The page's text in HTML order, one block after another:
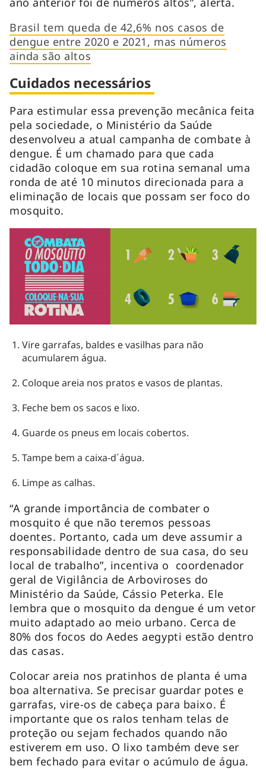
Brasil tem queda de 42,6% nos casos de
dengue entre 2020 e 2021, mas números
ainda são altos
Cuidados necessários
Para estimular essa prevenção mecânica feita
pela sociedade, o Ministério da Saúde
desenvolveu a atual campanha de combate à
dengue. É um chamado para que cada
cidadão coloque em sua rotina semanal uma
ronda de até 10 minutos direcionada para a
eliminação de locais que possam ser foco do
mosquito.
Vire garrafas, baldes e vasilhas para não
acumularem água.
Coloque areia nos pratos e vasos de plantas.
Feche bem os sacos e lixo.
Guarde os pneus em locais cobertos.
Tampe bem a caixa-d´água.
Limpe as calhas.
“A grande importância de combater o
mosquito é que não teremos pessoas
doentes. Portanto, cada um deve assumir a
responsabilidade dentro de sua casa, do seu
local de trabalho”, incentiva o coordenador
geral de Vigilância de Arboviroses do
Ministério da Saúde, Cássio Peterka. Ele
lembra que o mosquito da dengue é um vetor
muito adaptado ao meio urbano. Cerca de
80% dos focos do Aedes aegypti estão dentro
das casas.
Colocar areia nos pratinhos de planta é uma
boa alternativa. Se precisar guardar potes e
garrafas, vire-os de cabeça para baixo. É
importante que os ralos tenham telas de
proteção ou sejam fechados quando não
estiverem em uso. O lixo também deve ser
bem fechado para evitar o acúmulo de água.